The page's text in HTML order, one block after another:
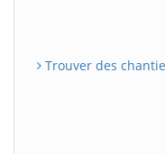
Trouver des